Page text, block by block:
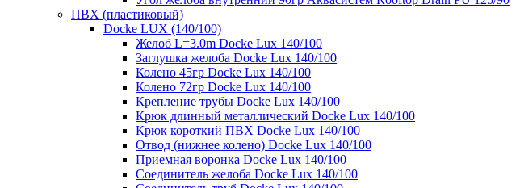
ПВХ (пластиковый)
Docke LUX (140/100)
Желоб L=3.0m Docke Lux 140/100
Заглушка желоба Docke Lux 140/100
Колено 45гр Docke Lux 140/100
Колено 72гр Docke Lux 140/100
Крепление трубы Docke Lux 140/100
Крюк длинный металлический Docke Lux 140/100
Крюк короткий ПВХ Docke Lux 140/100
Отвод (нижнее колено) Docke Lux 140/100
Приемная воронка Docke Lux 140/100
Соединитель желоба Docke Lux 140/100